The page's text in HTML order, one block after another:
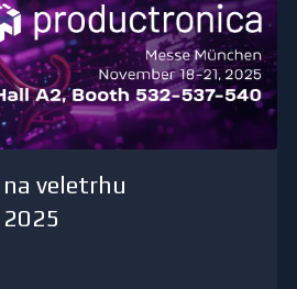
veletrhu